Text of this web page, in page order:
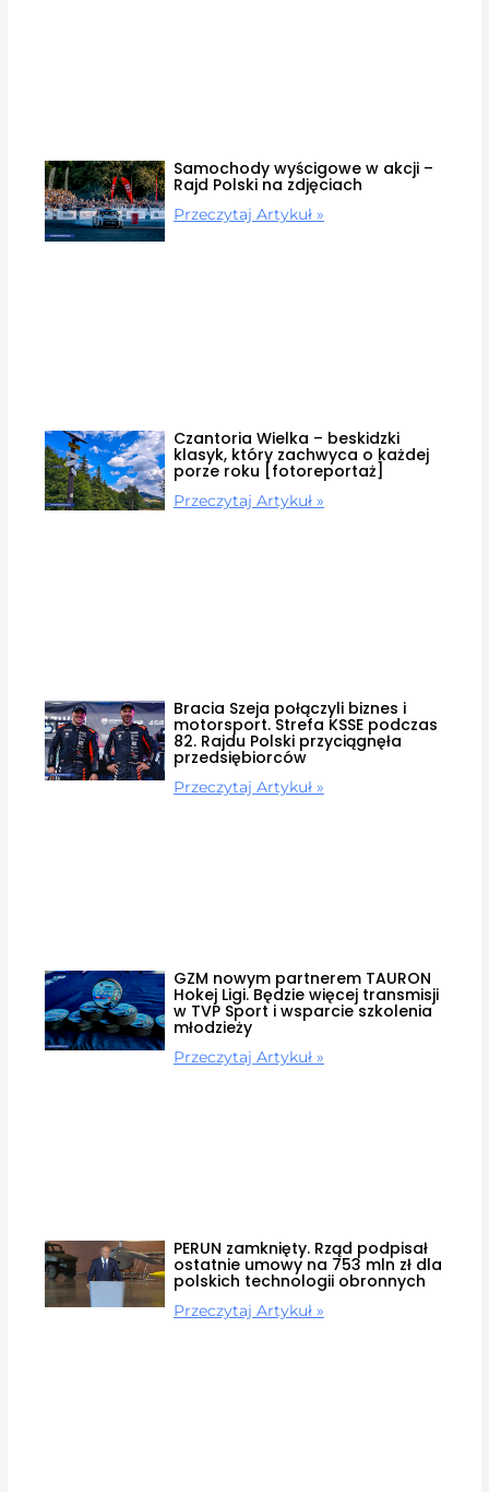
Samochody wyścigowe w akcji –
Rajd Polski na zdjęciach
Przeczytaj Artykuł »
Czantoria Wielka – beskidzki
klasyk, który zachwyca o każdej
porze roku [fotoreportaż]
Przeczytaj Artykuł »
Bracia Szeja połączyli biznes i
motorsport. Strefa KSSE podczas
82. Rajdu Polski przyciągnęła
przedsiębiorców
Przeczytaj Artykuł »
GZM nowym partnerem TAURON
Hokej Ligi. Będzie więcej transmisji
w TVP Sport i wsparcie szkolenia
młodzieży
Przeczytaj Artykuł »
PERUN zamknięty. Rząd podpisał
ostatnie umowy na 753 mln zł dla
polskich technologii obronnych
Przeczytaj Artykuł »